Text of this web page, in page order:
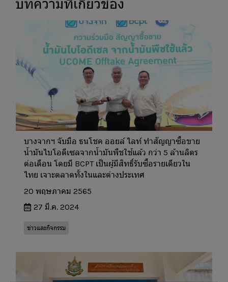
บทความที่เกี่ยวข้อง
บางจากฯ จับมือ ธนโชค ออยล์ ไลท์ ทำสัญญาซื้อขาย
น้ำมันไบโอดีเซลจากน้ำมันพืชใช้แล้ว กว่า 5 ล้านลิตร
ต่อเดือน โดยมี BCPT เป็นผู้มีสิทธิ์รับซื้อรายเดียวใน
ไทย เจาะตลาดทั้งในและต่างประเทศ
20 พฤษภาคม 2565
27 มี.ค. 2024
ข่าวและกิจกรรม